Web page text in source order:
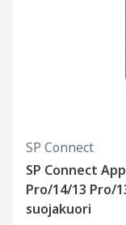
SP Connect
SP Connect
Pro/14/13 Pro/
suojakuori